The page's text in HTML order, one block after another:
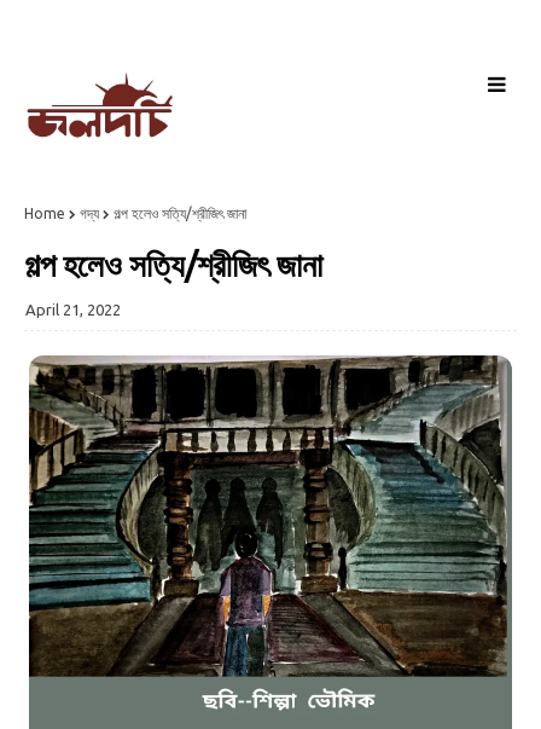
Home গদ্য গল্প হলেও সত্যি/শ্রীজিৎ জানা
গল্প হলেও সত্যি/শ্রীজিৎ জানা
April 21, 2022